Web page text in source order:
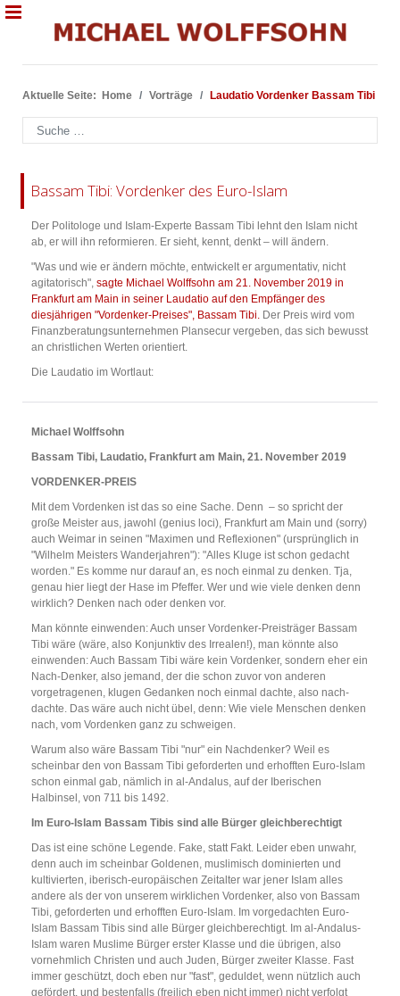
Aktuelle Seite: Home Vorträge Laudatio Vordenker Bassam Tibi
Suchen
Bassam Tibi: Vordenker des Euro-Islam
Der Politologe und Islam-Experte Bassam Tibi lehnt den Islam nicht
ab, er will ihn reformieren. Er sieht, kennt, denkt – will ändern.
"Was und wie er ändern möchte, entwickelt er argumentativ, nicht
agitatorisch", sagte Michael Wolffsohn am 21. November 2019 in
Frankfurt am Main in seiner Laudatio auf den Empfänger des
diesjährigen "Vordenker-Preises", Bassam Tibi. Der Preis wird vom
Finanzberatungsunternehmen Plansecur vergeben, das sich bewusst
an christlichen Werten orientiert.
Die Laudatio im Wortlaut:
Michael Wolffsohn
Bassam Tibi, Laudatio, Frankfurt am Main, 21. November 2019
VORDENKER-PREIS
Mit dem Vordenken ist das so eine Sache. Denn – so spricht der
große Meister aus, jawohl (genius loci), Frankfurt am Main und (sorry)
auch Weimar in seinen "Maximen und Reflexionen" (ursprünglich in
"Wilhelm Meisters Wanderjahren"): "Alles Kluge ist schon gedacht
worden." Es komme nur darauf an, es noch einmal zu denken. Tja,
genau hier liegt der Hase im Pfeffer. Wer und wie viele denken denn
wirklich? Denken nach oder denken vor.
Man könnte einwenden: Auch unser Vordenker-Preisträger Bassam
Tibi wäre (wäre, also Konjunktiv des Irrealen!), man könnte also
einwenden: Auch Bassam Tibi wäre kein Vordenker, sondern eher ein
Nach-Denker, also jemand, der die schon zuvor von anderen
vorgetragenen, klugen Gedanken noch einmal dachte, also nach-
dachte. Das wäre auch nicht übel, denn: Wie viele Menschen denken
nach, vom Vordenken ganz zu schweigen.
Warum also wäre Bassam Tibi "nur" ein Nachdenker? Weil es
scheinbar den von Bassam Tibi geforderten und erhofften Euro-Islam
schon einmal gab, nämlich in al-Andalus, auf der Iberischen
Halbinsel, von 711 bis 1492.
Im Euro-Islam Bassam Tibis sind alle Bürger gleichberechtigt
Das ist eine schöne Legende. Fake, statt Fakt. Leider eben unwahr,
denn auch im scheinbar Goldenen, muslimisch dominierten und
kultivierten, iberisch-europäischen Zeitalter war jener Islam alles
andere als der von unserem wirklichen Vordenker, also von Bassam
Tibi, geforderten und erhofften Euro-Islam. Im vorgedachten Euro-
Islam Bassam Tibis sind alle Bürger gleichberechtigt. Im al-Andalus-
Islam waren Muslime Bürger erster Klasse und die übrigen, also
vornehmlich Christen und auch Juden, Bürger zweiter Klasse. Fast
immer geschützt, doch eben nur "fast", geduldet, wenn nützlich auch
gefördert, und bestenfalls (freilich eben nicht immer) nicht verfolgt